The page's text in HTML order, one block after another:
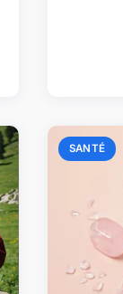
SANTÉ